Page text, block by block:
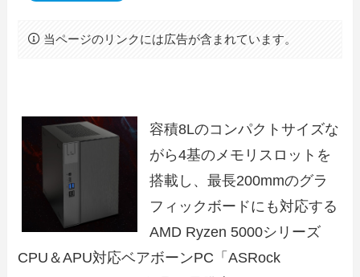
当ページのリンクには広告が含まれています。
容積8Lのコンパクトサイズな
がら4基のメモリスロットを
搭載し、最長200mmのグラ
フィックボードにも対応する
AMD Ryzen 5000シリーズ
CPU＆APU対応ベアボーンPC「ASRock